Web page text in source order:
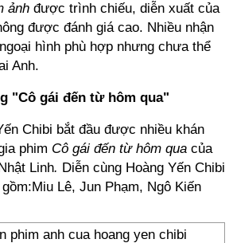
ảnh được trình chiếu, diễn xuất của
được đánh giá cao. Nhiều nhận
hình phù hợp nhưng chưa thể
Anh.
"Cô gái đến từ hôm qua"
Chibi bắt đầu được nhiều khán
phim Cô gái đến từ hôm qua của
Linh. Diễn cùng Hoàng Yến Chibi
Lê, Jun Phạm, Ngô Kiến